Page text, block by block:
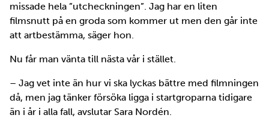
missade hela ”utcheckningen”. Jag har en liten
filmsnutt på en groda som kommer ut men den går inte
att artbestämma, säger hon.
Nu får man vänta till nästa vår i stället.
– Jag vet inte än hur vi ska lyckas bättre med filmningen
då, men jag tänker försöka ligga i startgroparna tidigare
än i år i alla fall, avslutar Sara Nordén.